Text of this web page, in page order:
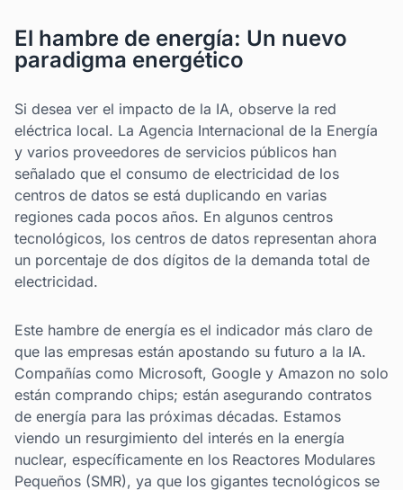
El hambre de energía: Un nuevo
paradigma energético
Si desea ver el impacto de la IA, observe la red
eléctrica local. La Agencia Internacional de la Energía
y varios proveedores de servicios públicos han
señalado que el consumo de electricidad de los
centros de datos se está duplicando en varias
regiones cada pocos años. En algunos centros
tecnológicos, los centros de datos representan ahora
un porcentaje de dos dígitos de la demanda total de
electricidad.
Este hambre de energía es el indicador más claro de
que las empresas están apostando su futuro a la IA.
Compañías como Microsoft, Google y Amazon no solo
están comprando chips; están asegurando contratos
de energía para las próximas décadas. Estamos
viendo un resurgimiento del interés en la energía
nuclear, específicamente en los Reactores Modulares
Pequeños (SMR), ya que los gigantes tecnológicos se